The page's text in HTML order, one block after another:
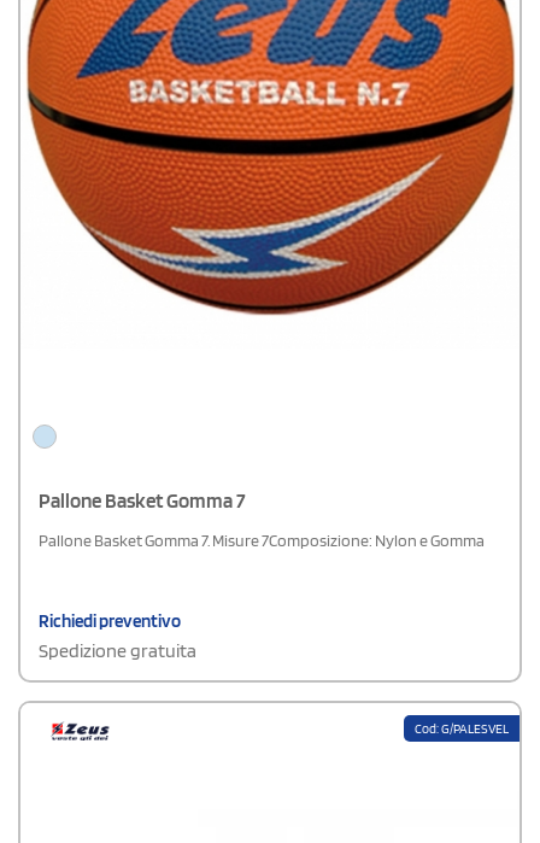
Pallone Basket Gomma 7
Pallone Basket Gomma 7. Misure 7Composizione: Nylon e Gomma
Richiedi preventivo
Spedizione gratuita
Cod: G/PALESVEL